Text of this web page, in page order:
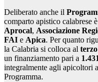
Deliberato anche il
comparto apistico calabrese
Aprocal, Associazione
FAI e Apica. Per quanto
la Calabria si colloca al
un finanziamento pari a
integralmente agli apicoltori
Programma.